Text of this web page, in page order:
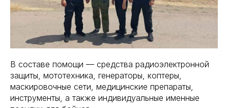
В составе помощи — средства радиоэлектронной
защиты, мототехника, генераторы, коптеры,
маскировочные сети, медицинские препараты,
инструменты, а также индивидуальные именные